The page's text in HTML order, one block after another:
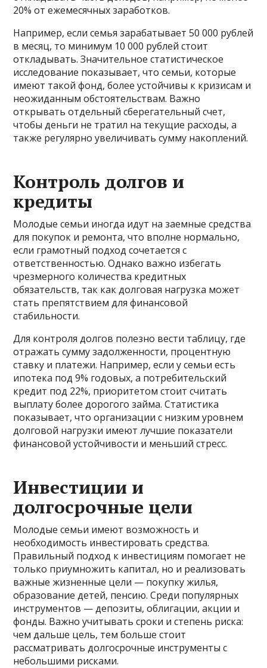
20% от ежемесячных заработков.
Например, если семья зарабатывает 50 000 рублей
в месяц, то минимум 10 000 рублей стоит
откладывать. Значительное статистическое
исследование показывает, что семьи, которые
имеют такой фонд, более устойчивы к кризисам и
неожиданным обстоятельствам. Важно
открывать отдельный сберегательный счет,
чтобы деньги не тратил на текущие расходы, а
также регулярно увеличивать сумму накоплений.
Контроль долгов и
кредиты
Молодые семьи иногда идут на заемные средства
для покупок и ремонта, что вполне нормально,
если грамотный подход сочетается с
ответственностью. Однако важно избегать
чрезмерного количества кредитных
обязательств, так как долговая нагрузка может
стать препятствием для финансовой
стабильности.
Для контроля долгов полезно вести таблицу, где
отражать сумму задолженности, процентную
ставку и платежи. Например, если у семьи есть
ипотека под 9% годовых, а потребительский
кредит под 22%, приоритетом стоит считать
выплату более дорогого займа. Статистика
показывает, что организации с низким уровнем
долговой нагрузки имеют лучшие показатели
финансовой устойчивости и меньший стресс.
Инвестиции и
долгосрочные цели
Молодые семьи имеют возможность и
необходимость инвестировать средства.
Правильный подход к инвестициям помогает не
только приумножить капитал, но и реализовать
важные жизненные цели — покупку жилья,
образование детей, пенсию. Среди популярных
инструментов — депозиты, облигации, акции и
фонды. Важно учитывать сроки и степень риска:
чем дальше цель, тем больше стоит
рассматривать долгосрочные инструменты с
небольшими рисками.